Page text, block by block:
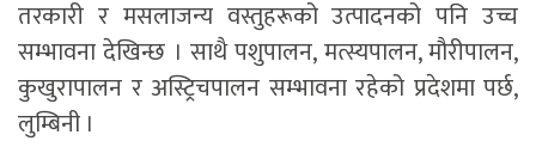
तरकारी र मसलाजन्य वस्तुहरूको उत्पादनको पनि उच्च
सम्भावना देखिन्छ । साथै पशुपालन, मत्स्यपालन, मौरीपालन,
कुखुरापालन र अस्ट्रिचपालन सम्भावना रहेको प्रदेशमा पर्छ,
लुम्बिनी ।